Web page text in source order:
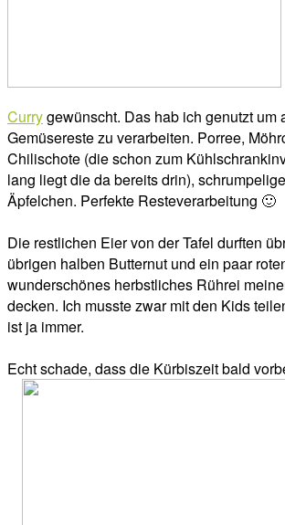
Currygewünscht. Das hab ich genutzt um
Gemüsereste zu verarbeiten. Porree,
Chilischote (die schon zum
lang liegt die da bereits drin),
Äpfelchen. Perfekte Resteverarbeitung 🙂
Die restlichen Eier von der Tafel durften
übrigen halben Butternut und ein paar
wunderschönes herbstliches Rührei
decken. Ich musste zwar mit den Kids
ist ja immer.
Echt schade, dass die Kürbiszeit bald